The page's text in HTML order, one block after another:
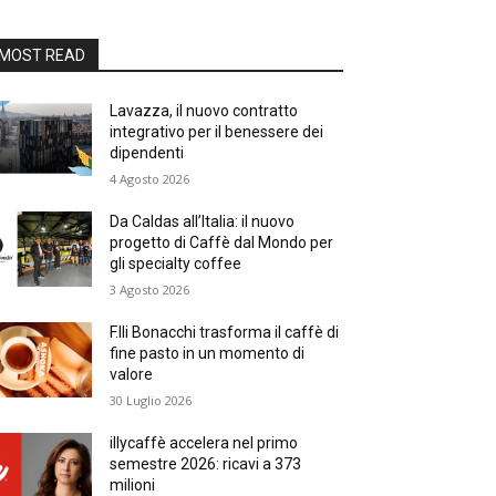
READ
Lavazza, il nuovo contratto
integrativo per il benessere dei
dipendenti
4 Agosto 2026
Da Caldas all’Italia: il nuovo
progetto di Caffè dal Mondo per
gli specialty coffee
3 Agosto 2026
F.lli Bonacchi trasforma il caffè di
fine pasto in un momento di
valore
30 Luglio 2026
illycaffè accelera nel primo
semestre 2026: ricavi a 373
milioni